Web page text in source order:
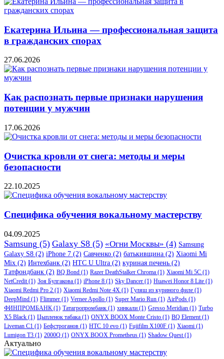
Екатерина Ильина — профессиональная защита
в гражданских спорах
27.06.2026
Как распознать первые признаки нарушения
потенции у мужчин
17.06.2026
Очистка кровли от снега: методы и меры
безопасности
22.10.2025
Специфика обучения вокальному мастерству
04.09.2025
Samsung (5) Galaxy S8 (5) «Огни Москвы» (4) Samsung
Galaxy S8 (2) iPhone 7 (2) Савченко (2) батькивщина (2) Xiaomi Mi
Mix (2) Интехбанк (2) HTC U Ultra (2) куриная печень (2)
Татфондбанк (2) BQ Bond (1) Razer DeathStalker Chroma (1) Xiaomi Mi 5C (1)
NetCredit (1) Зоя Булгакова (1) iPhone 8 (1) Sky Dancer (1) Huawei Honor 8 Lite (1)
Xiaomi Redmi Pro 2 (1) Xiaomi Redmi Note 4X (1) Гуляш из куриного филе (1)
DeepMind (1) Flimmer (1) Vernee Apollo (1) Super Mario Run (1) AirPods (1)
ФИНПРОМБАНК (1) Татагропромбанк (1) хинкали (1) Gresso Meridian (1) Turbo
X5 Black (1) Цыпленок табака (1) ONYX BOOX Monte Cristo (1) BQ Element (1)
Liveman C1 (1) Бефстроганов (1) HTC 10 evo (1) Fujifilm X100F (1) Xiaomi (1)
Lumigon T3 (1) 2000Q (1) ONYX BOOX Prometheus (1) Shadow Quest (1)
Актуально